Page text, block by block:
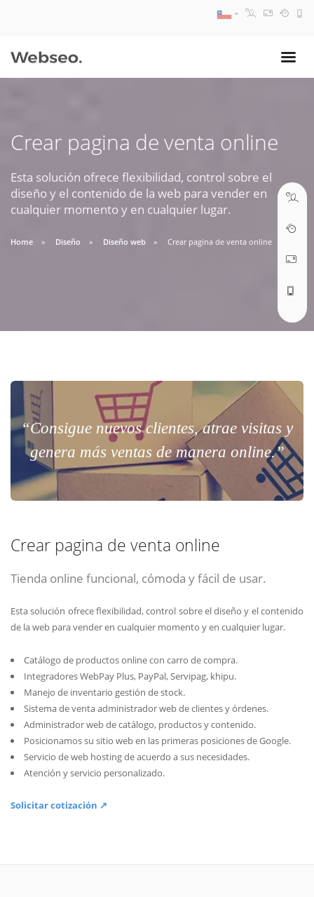
Crear pagina de venta online
Esta solución ofrece flexibilidad, control sobre el
diseño y el contenido de la web para vender en
cualquier momento y en cualquier lugar.
Home Diseño Diseño web Crear pagina de venta online
“Consigue nuevos clientes, atrae visitas y
genera más ventas de manera online.”
Crear pagina de venta online
Tienda online funcional, cómoda y fácil de usar.
Esta solución ofrece flexibilidad, control sobre el diseño y el contenido
de la web para vender en cualquier momento y en cualquier lugar.
Catálogo de productos online con carro de compra.
Integradores WebPay Plus, PayPal, Servipag, khipu.
Manejo de inventario gestión de stock.
Sistema de venta administrador web de clientes y órdenes.
Administrador web de catálogo, productos y contenido.
Posicionamos su sitio web en las primeras posiciones de Google.
Servicio de web hosting de acuerdo a sus necesidades.
Atención y servicio personalizado.
Solicitar cotización ↗
09:30 AM A 18:30 PM
soporte@webseo.cl
ABRIR TICKET